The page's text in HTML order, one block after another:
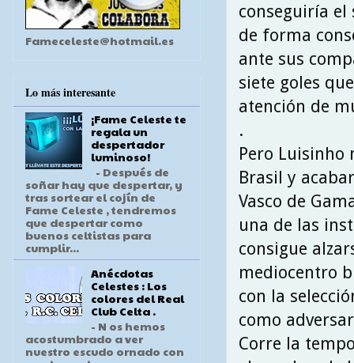
conseguiría el
de forma
ante sus
siete goles
atención de
.
Pero Luisinho
Brasil y
Vasco de
una de las
consigue
mediocentro
con la
como
Corre la
Fameceleste@hotmail.es
Lo más interesante
¡Fame Celeste te
regala un
despertador
luminoso!
- Después de
soñar hay que despertar, y
tras sortear el cojín de
Fame Celeste , tendremos
que despertar como
buenos celtistas para
cumplir...
Anécdotas
Celestes : Los
colores del Real
Club Celta .
- N os hemos
acostumbrado a ver
nuestro escudo ornado con